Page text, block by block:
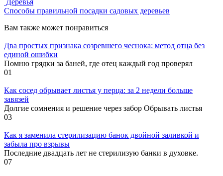
Способы правильной посадки садовых деревьев
Вам также может понравиться
Два простых признака созревшего чеснока: метод отца без
единой ошибки
Помню грядки за баней, где отец каждый год проверял
01
Как сосед обрывает листья у перца: за 2 недели больше
завязей
Долгие сомнения и решение через забор Обрывать листья
03
Как я заменила стерилизацию банок двойной заливкой и
забыла про взрывы
Последние двадцать лет не стерилизую банки в духовке.
07